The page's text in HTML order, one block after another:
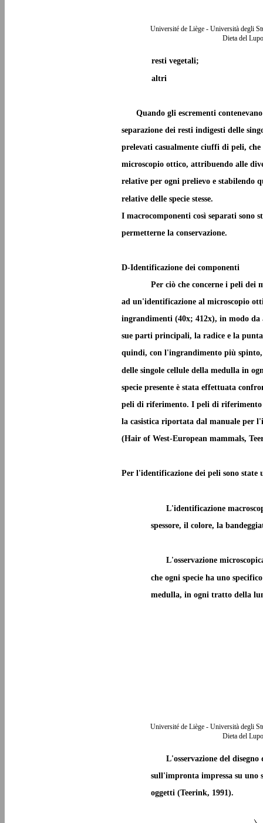
Université de Liège - Università degli
Dieta del
resti vegetali;
altri
Quando gli escrementi
separazione dei resti indigesti delle
prelevati casualmente ciuffi di peli,
microscopio ottico, attribuendo alle
relative per ogni prelievo e stabilendo
relative delle specie stesse.
I macrocomponenti così separati sono
permetterne la conservazione.
D-Identificazione dei componenti
Per ciò che concerne i peli
ad un'identificazione al microscopio
ingrandimenti (40x; 412x), in modo da
sue parti principali, la radice e la
quindi, con l'ingrandimento più
delle singole cellule della medulla in
specie presente è stata effettuata
peli di riferimento. I peli di riferimento
la casistica riportata dal manuale per
(Hair of West-European mammals,
Per l'identificazione dei peli sono state
L'identificazione
spessore, il colore, la
L'osservazione
che ogni specie ha uno
medulla, in ogni tratto della
Université de Liège - Università degli
Dieta del
L'osservazione del
sull'impronta impressa su uno
oggetti (Teerink, 1991).